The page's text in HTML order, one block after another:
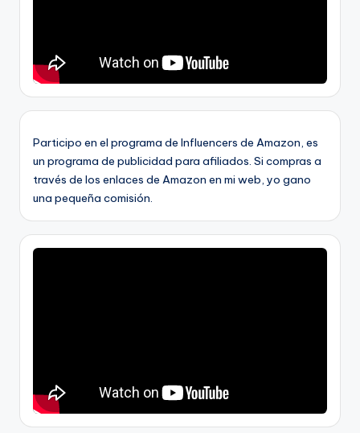
Participo en el programa de Influencers de Amazon, es
un programa de publicidad para afiliados. Si compras a
través de los enlaces de Amazon en mi web, yo gano
una pequeña comisión.